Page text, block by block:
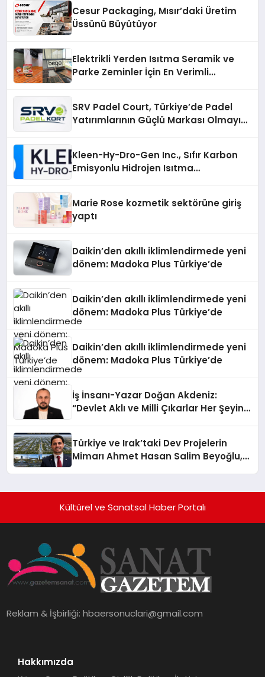
Cesur Packaging, Mısır’daki Üretim
Üssünü Büyütüyor
Elektrikli Yerden Isıtma Seramik ve
Parke Zeminler İçin En Verimli
SRV Padel Court, Türkiye’de Padel
Yatırımlarının Güçlü Markası Olmayı
Kleen-Hy-Dro-Gen Inc., Sıfır Karbon
Emisyonlu Hidrojen Isıtma
Marie Rose kozmetik sektörüne giriş
yaptı
Daikin’den akıllı iklimlendirmede yeni
dönem: Madoka Plus Türkiye’de
Daikin’den akıllı iklimlendirmede yeni
dönem: Madoka Plus Türkiye’de
Daikin’den akıllı iklimlendirmede yeni
dönem: Madoka Plus Türkiye’de
İş İnsanı-Yazar Doğan Akdeniz:
“Devlet Aklı ve Milli Çıkarlar Her Şeyin
Türkiye ve Irak’taki Dev Projelerin
Mimarı Ahmet Hasan Salim Beyoğlu,
Hayata Geçirecek
Kültürel ve Sanatsal Haber Portalı
Reklam & İşbirliği:hbaersonuclari@gmail.com
Hakkımızda